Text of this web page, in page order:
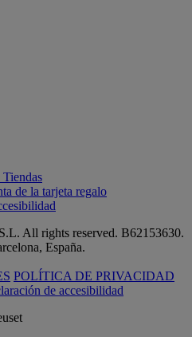
de la tarjeta regalo
All rights reserved. B62153630.
España.
POLÍTICA DE PRIVACIDAD
de accesibilidad